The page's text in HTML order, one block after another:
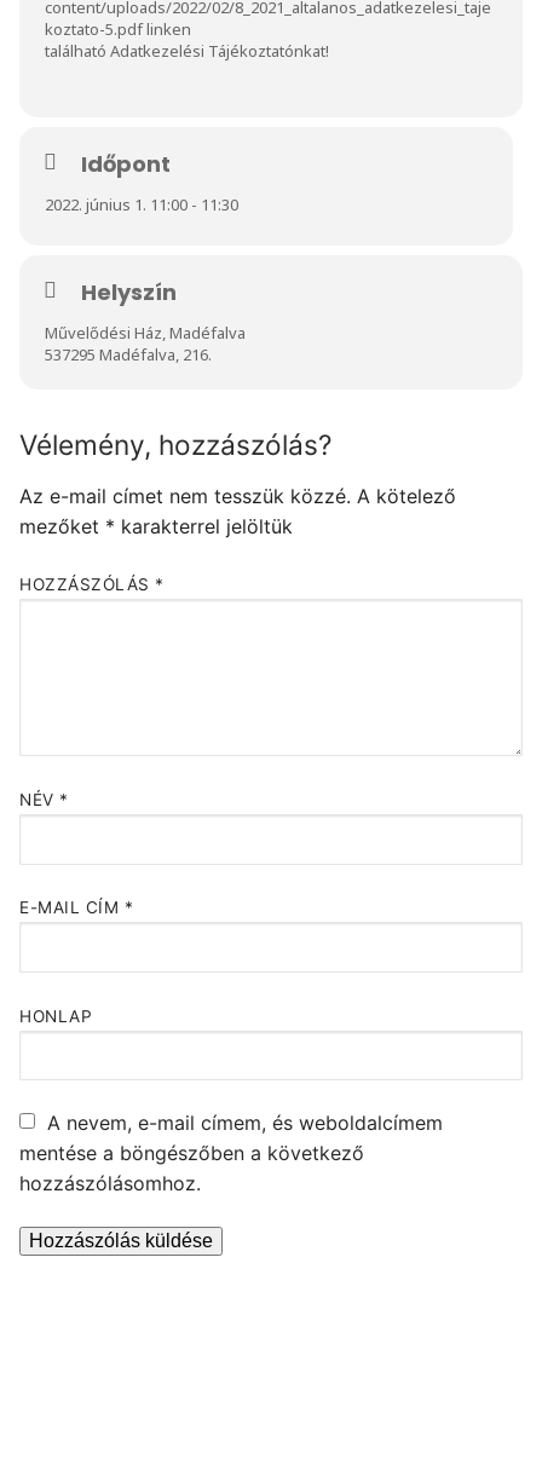
content/uploads/2022/02/8_2021_altalanos_adatkezelesi_taje
koztato-5.pdflinken
található Adatkezelési Tájékoztatónkat!
Időpont
2022. június 1. 11:00 - 11:30
Helyszín
Művelődési Ház, Madéfalva
537295 Madéfalva, 216.
Vélemény, hozzászólás?
Az e-mail címet nem tesszük közzé. A kötelező
mezőket * karakterrel jelöltük
HOZZÁSZÓLÁS *
NÉV *
E-MAIL CÍM *
HONLAP
A nevem, e-mail címem, és weboldalcímem
mentése a böngészőben a következő
hozzászólásomhoz.